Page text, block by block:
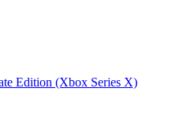
Edition (Xbox Series X)